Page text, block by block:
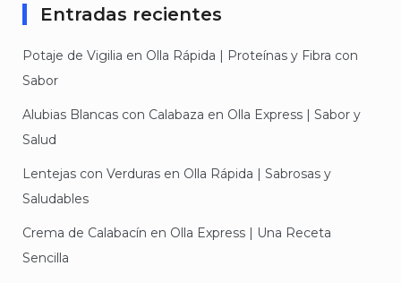
Entradas recientes
Potaje de Vigilia en Olla Rápida | Proteínas y Fibra con
Sabor
Alubias Blancas con Calabaza en Olla Express | Sabor y
Salud
Lentejas con Verduras en Olla Rápida | Sabrosas y
Saludables
Crema de Calabacín en Olla Express | Una Receta
Sencilla